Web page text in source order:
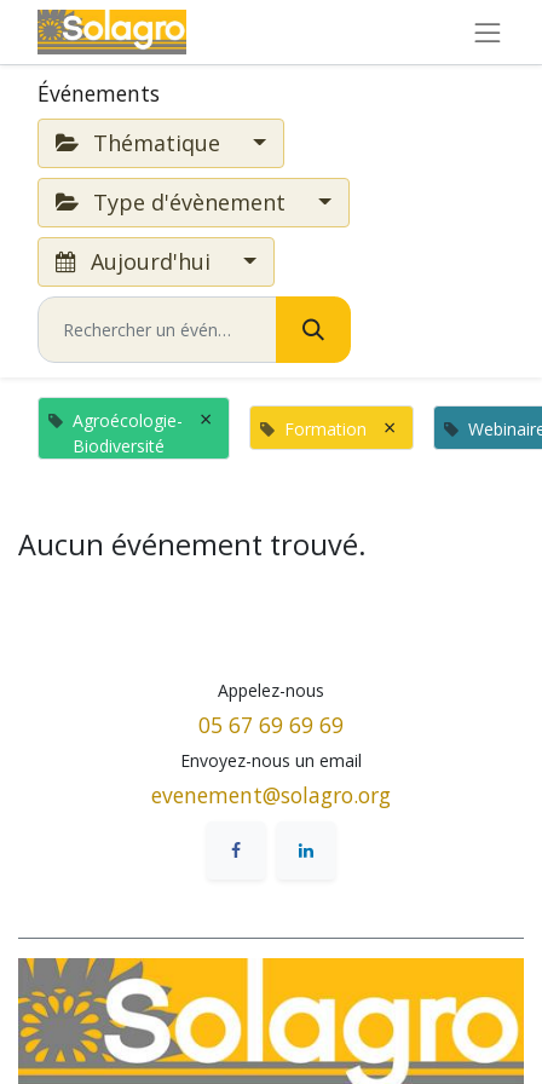
Événements
Thématique
Type d'évènement
Aujourd'hui
Agroécologie-
Biodiversité
× Formation ×
Aucun événement trouvé.
Appelez-nous
05 67 69 69 69
Envoyez-nous un email
evenement@solagro.org